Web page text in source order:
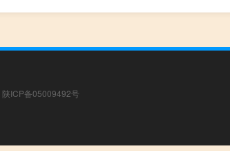
陕ICP备05009492号